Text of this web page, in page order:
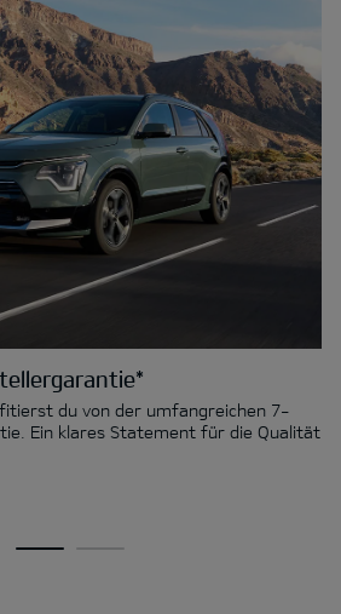
du von der umfangreichen 7-
Ein klares Statement für die Qualität